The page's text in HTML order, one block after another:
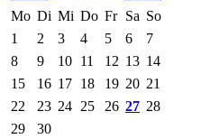
Mo Di Mi Do Fr Sa So
1
2 3 4 5 6
7
8
9 10 11 12 13 14
15
16 17 18 19 20 21
22
23 24 25 26 27 28
29
30